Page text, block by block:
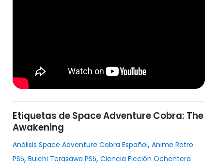
Etiquetas de Space Adventure Cobra: The
Awakening
Análisis Space Adventure Cobra Español, Anime Retro
PS5, Buichi Terasawa PS5, Ciencia Ficción Ochentera